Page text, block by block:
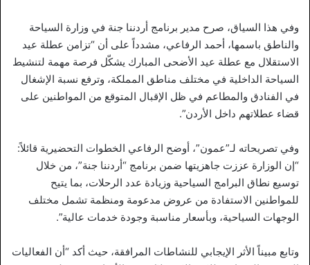
وفي هذا السياق، صرح مدير برنامج أردننا جنة في وزارة السياحة
والناطق باسمها، أحمد الرفاعي، مشدداً على أن “تزامن عطلة عيد
الاستقلال مع عطلة عيد الأضحى المبارك يشكّل فرصة مهمة لتنشيط
السياحة الداخلية في مختلف مناطق المملكة، وترفع نسبة الإشغال
في الفنادق والمطاعم في ظل الإقبال المتوقع من المواطنين على
قضاء عطلاتهم داخل الأردن”.
وفي تصريحاته لـ”عمون”، أوضح الرفاعي الخطوات التحضيرية قائلاً:
“إن الوزارة عززت جاهزيتها ضمن برنامج “أردننا جنة”، من خلال
توسيع نطاق البرامج السياحية وزيادة عدد الرحلات، بما يتيح
للمواطنين الاستفادة من عروض مدعومة ومنظمة تشمل مختلف
الوجهات السياحية، وبأسعار مناسبة وجودة خدمات عالية”.
وتابع مبيناً الأثر الإيجابي للنشاطات المرافقة، حيث أكد “أن الفعاليات